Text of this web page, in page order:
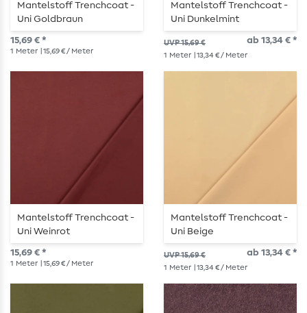
Mantelstoff Trenchcoat -
Uni Goldbraun
Wasserabweisend
15,69 € *
1 Meter | 15,69 € / Meter
Mantelstoff Trenchcoat -
Uni Dunkelmint
Wasserabweisend
UVP 15,69 € ab 13,34 € *
1 Meter | 13,34 € / Meter
Mantelstoff Trenchcoat -
Uni Weinrot
Wasserabweisend
15,69 € *
1 Meter | 15,69 € / Meter
Mantelstoff Trenchcoat -
Uni Beige
Wasserabweisend
UVP 15,69 € ab 13,34 € *
1 Meter | 13,34 € / Meter